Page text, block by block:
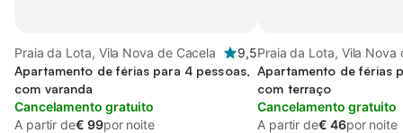
Praia da Lota, Vila Nova de Cacela
9,5
Apartamento de férias para 4 pessoas,
com varanda
Cancelamento gratuito
A partir de€ 99por noite
Praia da Lota, Vila Nova
Apartamento de férias
com terraço
Cancelamento gratuito
A partir de€ 46por noite